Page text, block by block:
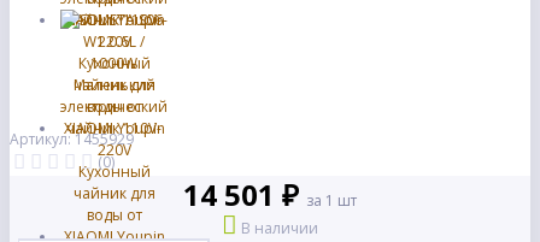
Артикул: 1455929
(0)
14 501 ₽ за 1 шт
В наличии